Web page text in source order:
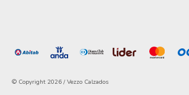
© Copyright 2026 / Vezzo Calzados